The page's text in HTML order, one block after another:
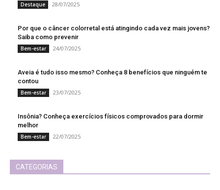
Destaque 28/07/2025
Por que o câncer colorretal está atingindo cada vez mais jovens?
Saiba como prevenir
Bem-estar 24/07/2025
Aveia é tudo isso mesmo? Conheça 8 benefícios que ninguém te
contou
Bem-estar 23/07/2025
Insônia? Conheça exercícios físicos comprovados para dormir
melhor
Bem-estar 22/07/2025
CATEGORIAS